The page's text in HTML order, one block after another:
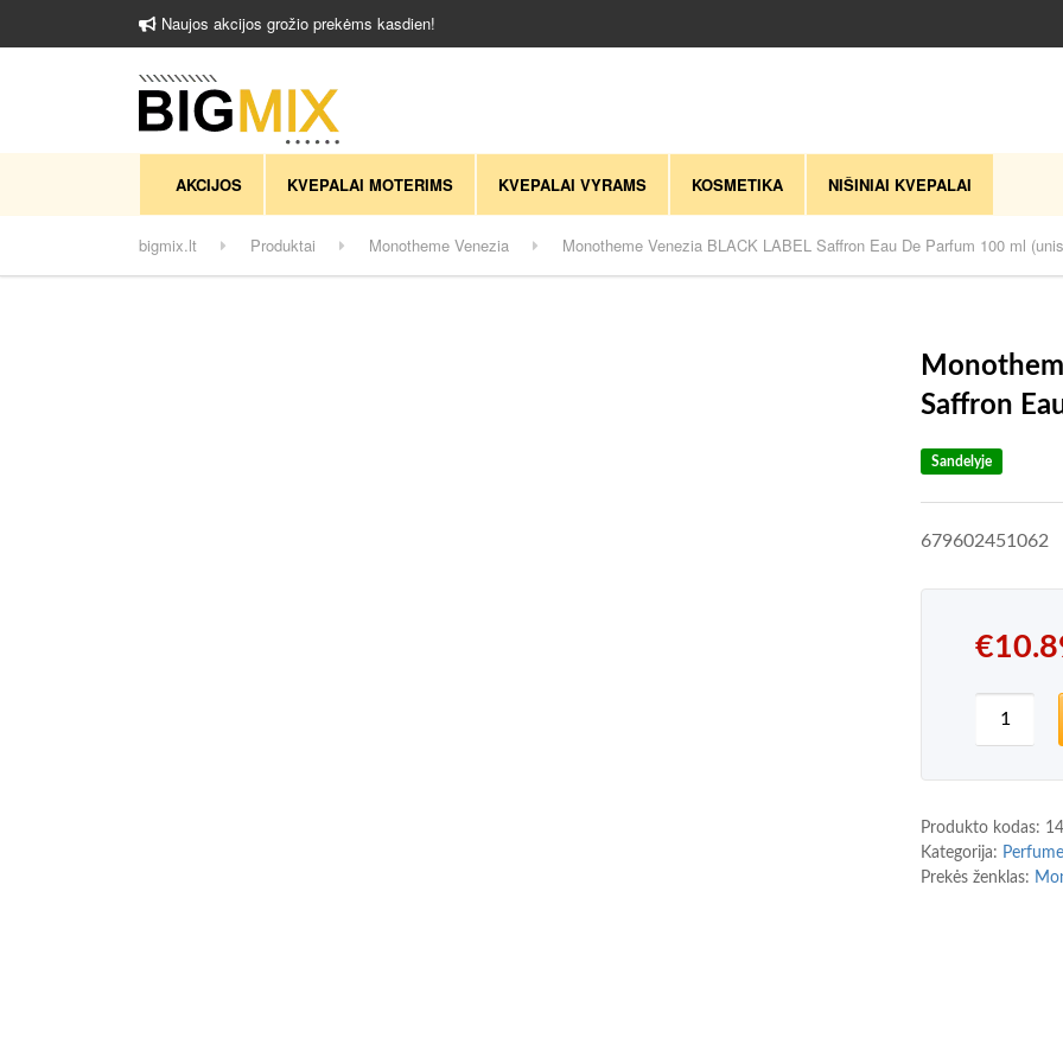
Naujos akcijos grožio prekėms kasdien!
AKCIJOS KVEPALAI MOTERIMS KVEPALAI VYRAMS KOSMETIKA NIŠINIAI KVEPALAI
bigmix.lt Produktai Monotheme Venezia Monotheme Venezia BLACK LABEL Saffron Eau De Parfum 100 ml
Saffron
Sandelyje
679602451062
€
Produkto kodas:
Kategorija:
Prekės ženklas: